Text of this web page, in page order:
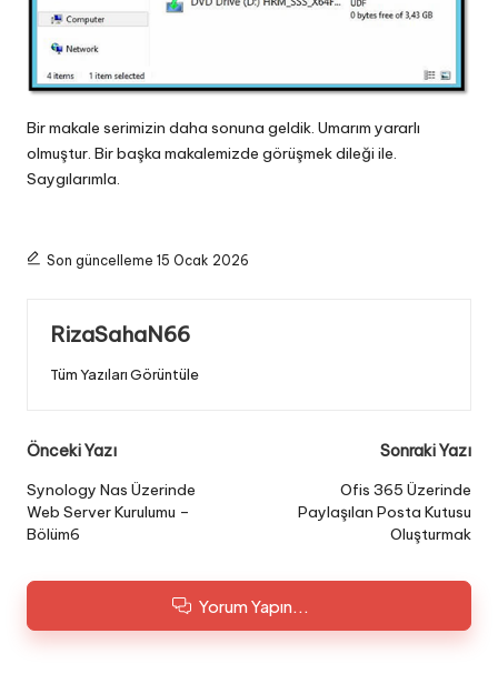
Bir makale serimizin daha sonuna geldik. Umarım yararlı
olmuştur. Bir başka makalemizde görüşmek dileği ile.
Saygılarımla.
Son güncelleme 15 Ocak 2026
RizaSahaN66
Tüm Yazıları Görüntüle
Post
navigation
Önceki Yazı
Synology Nas Üzerinde
Web Server Kurulumu –
Bölüm6
Sonraki Yazı
Ofis 365 Üzerinde
Paylaşılan Posta Kutusu
Oluşturmak
Yorum Yapın...